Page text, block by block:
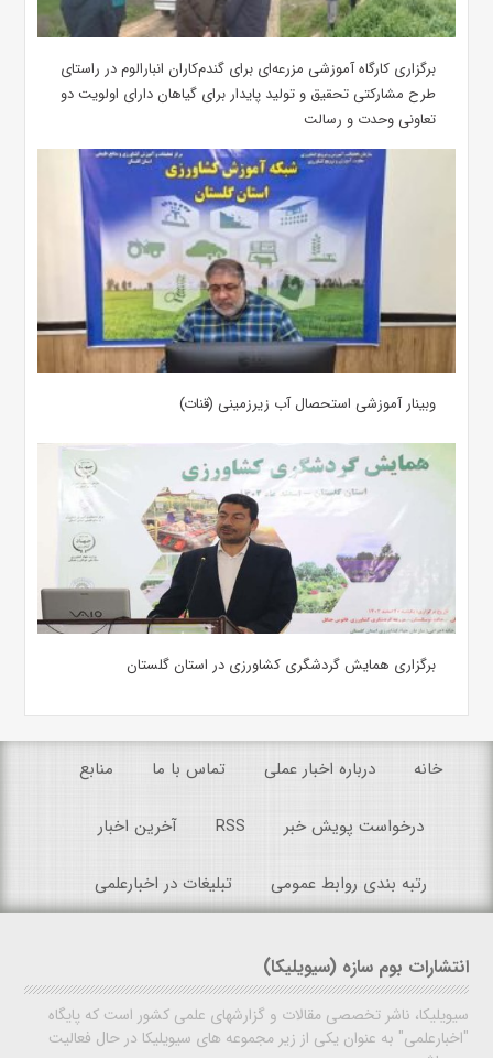
برگزاری کارگاه آموزشی مزرعه‌ای برای گندم‌کاران انبارالوم در راستای
طرح مشارکتی تحقیق و تولید پایدار برای گیاهان دارای اولویت دو
تعاونی وحدت و رسالت
وبینار آموزشی استحصال آب زیرزمینی (قنات)
برگزاری همایش گردشگری کشاورزی در استان گلستان
خانه درباره اخبار عملی تماس با ما منابع
درخواست پویش خبر RSS آخرین اخبار
رتبه بندی روابط عمومی تبلیغات در اخبارعلمی
انتشارات بوم سازه (سیویلیکا)
سیویلیکا، ناشر تخصصی مقالات و گزارشهای علمی کشور است که پایگاه
"اخبارعلمی" به عنوان یکی از زیر مجموعه های سیویلیکا در حال فعالیت